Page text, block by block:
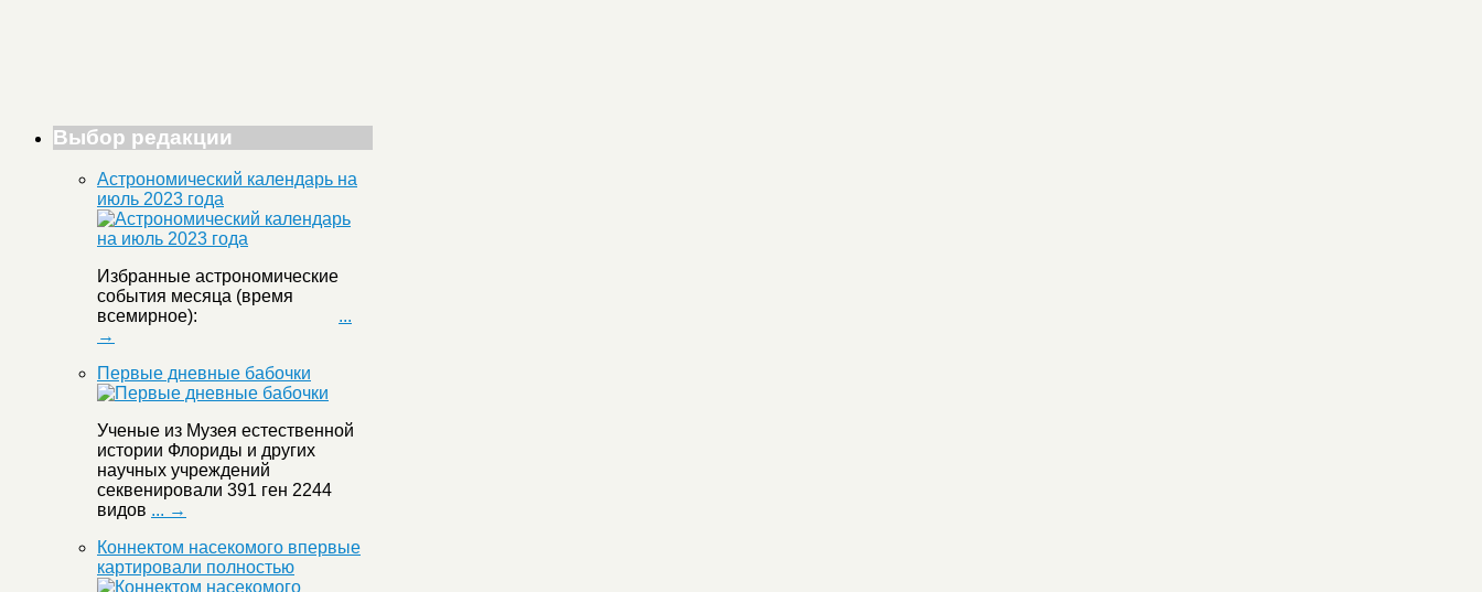
Выбор редакции
Астрономический календарь на
июль 2023 года
Избранные астрономические
события месяца (время
всемирное): ...
→
Первые дневные бабочки
Ученые из Музея естественной
истории Флориды и других
научных учреждений
секвенировали 391 ген 2244
видов ... →
Коннектом насекомого впервые
картировали полностью